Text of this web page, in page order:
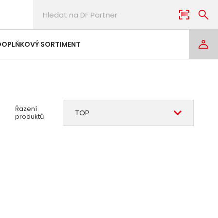
SORTIMENT
Řazení
produktů
TOP